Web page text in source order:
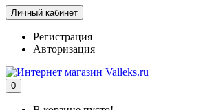
Личный кабинет
Регистрация
Авторизация
0